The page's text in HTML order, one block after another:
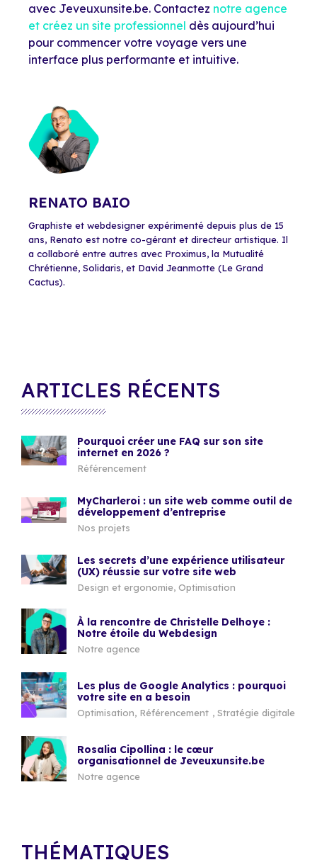
ARTICLES RÉCENTS
Pourquoi créer une FAQ sur son site
internet en 2026 ?
Référencement
MyCharleroi : un site web comme outil de
développement d’entreprise
Nos projets
Les secrets d’une expérience utilisateur
(UX) réussie sur votre site web
Design et ergonomie, Optimisation
À la rencontre de Christelle Delhoye :
Notre étoile du Webdesign
Notre agence
Les plus de Google Analytics : pourquoi
votre site en a besoin
Optimisation, Référencement , Stratégie digitale
Rosalia Cipollina : le cœur
organisationnel de Jeveuxunsite.be
Notre agence
THÉMATIQUES
avec Jeveuxunsite.be. Contactez notre agence
et créez un site professionnel dès aujourd’hui
pour commencer votre voyage vers une
interface plus performante et intuitive.
RENATO BAIO
Graphiste et webdesigner expérimenté depuis plus de 15
ans, Renato est notre co-gérant et directeur artistique. Il
a collaboré entre autres avec Proximus, la Mutualité
Chrétienne, Solidaris, et David Jeanmotte (Le Grand
Cactus).